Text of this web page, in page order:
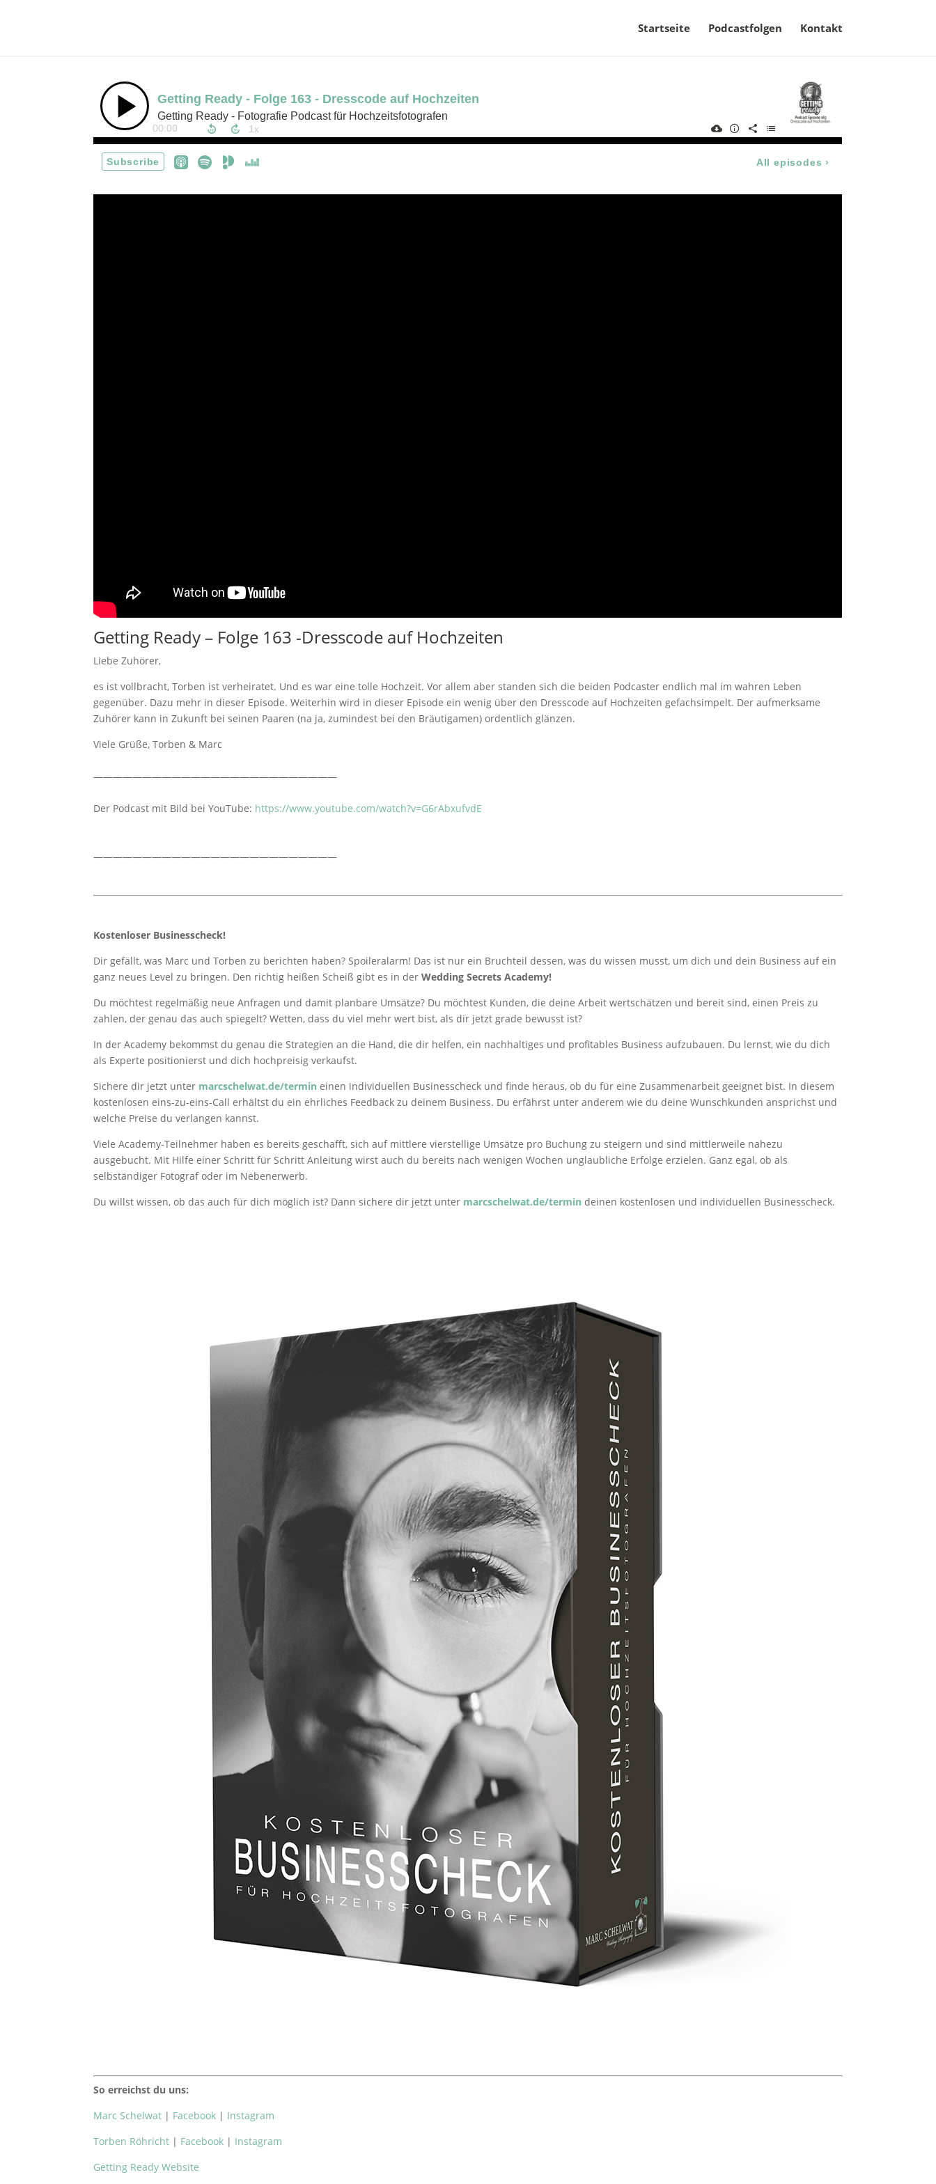
Startseite Podcastfolgen Kontakt
Getting Ready – Folge 163 -Dresscode auf Hochzeiten
Liebe Zuhörer,
es ist vollbracht, Torben ist verheiratet. Und es war eine tolle Hochzeit. Vor allem aber standen sich die beiden Podcaster endlich mal im wahren Leben
gegenüber. Dazu mehr in dieser Episode. Weiterhin wird in dieser Episode ein wenig über den Dresscode auf Hochzeiten gefachsimpelt. Der aufmerksame
Zuhörer kann in Zukunft bei seinen Paaren (na ja, zumindest bei den Bräutigamen) ordentlich glänzen.
Viele Grüße, Torben & Marc
—————————————————————————
Der Podcast mit Bild bei YouTube: https://www.youtube.com/watch?v=G6rAbxufvdE
—————————————————————————
Kostenloser Businesscheck!
Dir gefällt, was Marc und Torben zu berichten haben? Spoileralarm! Das ist nur ein Bruchteil dessen, was du wissen musst, um dich und dein Business auf ein
ganz neues Level zu bringen. Den richtig heißen Scheiß gibt es in derWedding Secrets Academy!
Du möchtest regelmäßig neue Anfragen und damit planbare Umsätze? Du möchtest Kunden, die deine Arbeit wertschätzen und bereit sind, einen Preis zu
zahlen, der genau das auch spiegelt? Wetten, dass du viel mehr wert bist, als dir jetzt grade bewusst ist?
In der Academy bekommst du genau die Strategien an die Hand, die dir helfen, ein nachhaltiges und profitables Business aufzubauen. Du lernst, wie du dich
als Experte positionierst und dich hochpreisig verkaufst.
Sichere dir jetzt unter marcschelwat.de/termin einen individuellen Businesscheck und finde heraus, ob du für eine Zusammenarbeit geeignet bist. In diesem
kostenlosen eins-zu-eins-Call erhältst du ein ehrliches Feedback zu deinem Business. Du erfährst unter anderem wie du deine Wunschkunden ansprichst und
welche Preise du verlangen kannst.
Viele Academy-Teilnehmer haben es bereits geschafft, sich auf mittlere vierstellige Umsätze pro Buchung zu steigern und sind mittlerweile nahezu
ausgebucht. Mit Hilfe einer Schritt für Schritt Anleitung wirst auch du bereits nach wenigen Wochen unglaubliche Erfolge erzielen. Ganz egal, ob als
selbständiger Fotograf oder im Nebenerwerb.
Du willst wissen, ob das auch für dich möglich ist? Dann sichere dir jetzt unter marcschelwat.de/termin deinen kostenlosen und individuellen Businesscheck.
So erreichst du uns:
Marc Schelwat | Facebook | Instagram
Torben Röhricht | Facebook | Instagram
Getting Ready Website